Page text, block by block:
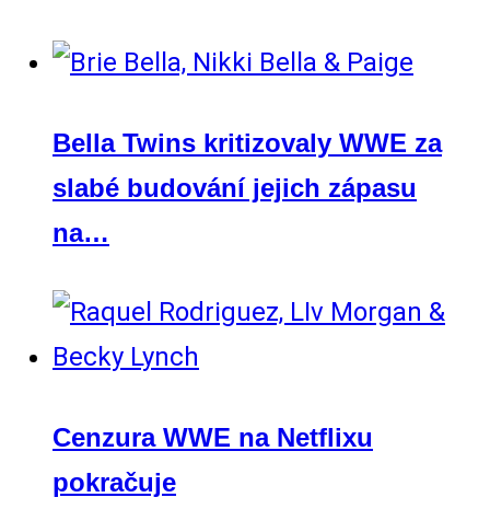
Bella Twins kritizovaly WWE za
slabé budování jejich zápasu
na…
Cenzura WWE na Netflixu
pokračuje